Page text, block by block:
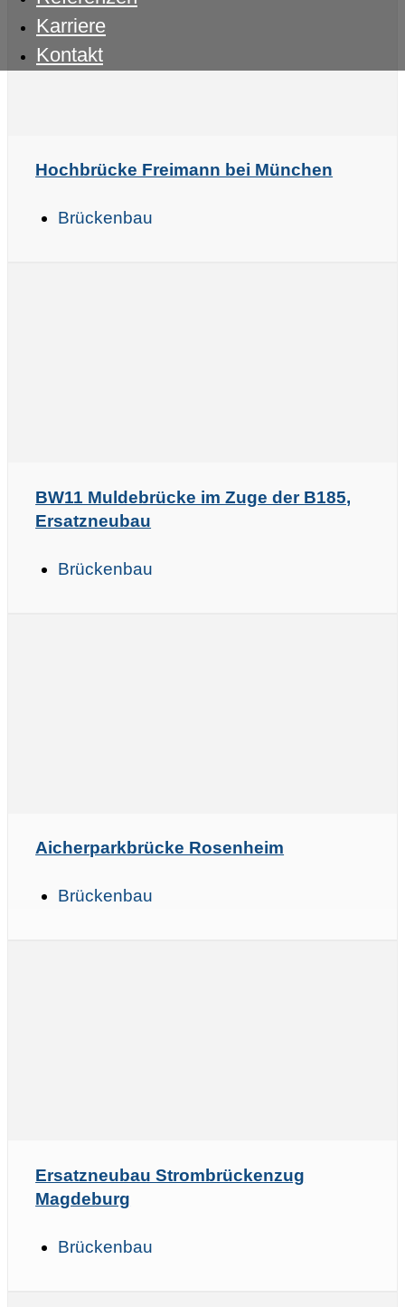
Karriere
Kontakt
Hochbrücke Freimann bei München
Brückenbau
BW11 Muldebrücke im Zuge der B185,
Ersatzneubau
Brückenbau
Aicherparkbrücke Rosenheim
Brückenbau
Ersatzneubau Strombrückenzug
Magdeburg
Brückenbau